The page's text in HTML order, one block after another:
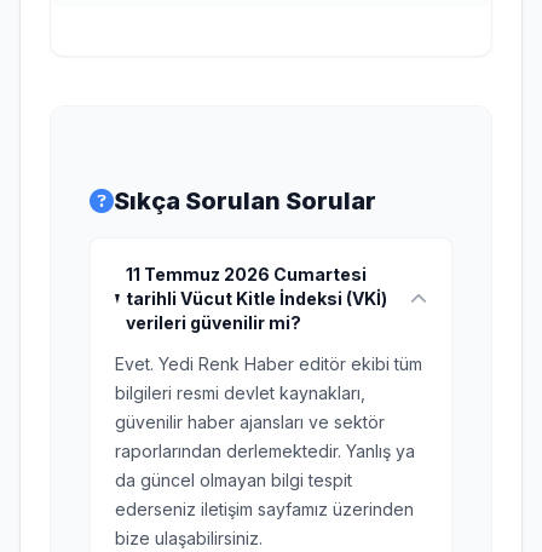
Sıkça Sorulan Sorular
11 Temmuz 2026 Cumartesi
tarihli Vücut Kitle İndeksi (VKİ)
verileri güvenilir mi?
Evet. Yedi Renk Haber editör ekibi tüm
bilgileri resmi devlet kaynakları,
güvenilir haber ajansları ve sektör
raporlarından derlemektedir. Yanlış ya
da güncel olmayan bilgi tespit
ederseniz iletişim sayfamız üzerinden
bize ulaşabilirsiniz.